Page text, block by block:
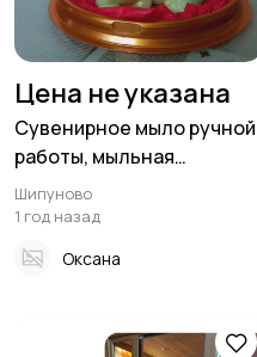
Цена не указана
Сувенирное мыло ручной
работы, мыльная
флористика.
Шипуново
1 год назад
Оксана